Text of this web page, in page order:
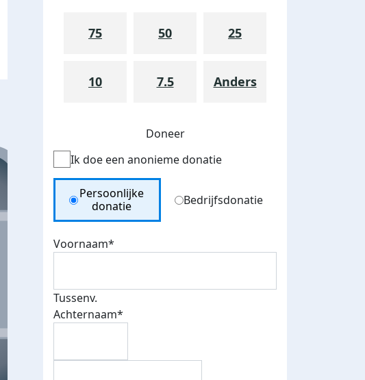
75 50 25
10 7.5 Anders
Doneer
Ik doe een anonieme donatie
Donation Type
Persoonlijke
donatie
Bedrijfsdonatie
Voornaam*
Tussenv.
Achternaam*